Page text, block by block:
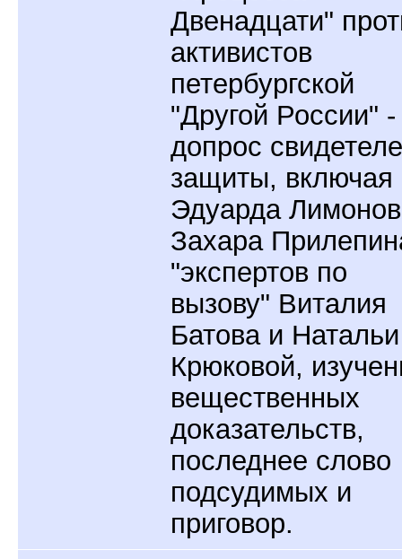
Двенадцати"
активистов
петербургской
"Другой России" -
допрос
защиты, включая
Эдуарда
Захара
"экспертов по
вызову" Виталия
Батова и Натальи
Крюковой,
вещественных
доказательств,
последнее слово
подсудимых и
приговор.